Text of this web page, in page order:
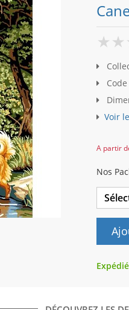
Voir
A partir
Nos